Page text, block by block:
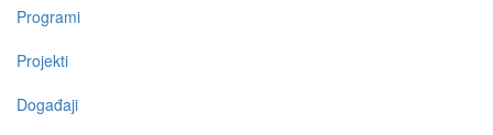
Programi
Projekti
Događaji